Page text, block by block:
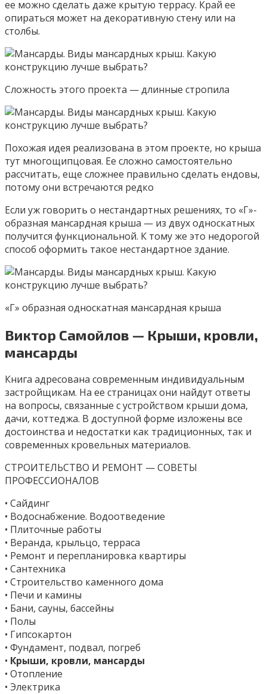
ее можно сделать даже крытую террасу. Край ее
опираться может на декоративную стену или на
столбы.
Сложность этого проекта — длинные стропила
Похожая идея реализована в этом проекте, но крыша
тут многощипцовая. Ее сложно самостоятельно
рассчитать, еще сложнее правильно сделать ендовы,
потому они встречаются редко
Если уж говорить о нестандартных решениях, то «Г»-
образная мансардная крыша — из двух односкатных
получится функциональной. К тому же это недорогой
способ оформить такое нестандартное здание.
«Г» образная односкатная мансардная крыша
Виктор Самойлов — Крыши, кровли,
мансарды
Книга адресована современным индивидуальным
застройщикам. На ее страницах они найдут ответы
на вопросы, связанные с устройством крыши дома,
дачи, коттеджа. В доступной форме изложены все
достоинства и недостатки как традиционных, так и
современных кровельных материалов.
СТРОИТЕЛЬСТВО И РЕМОНТ — СОВЕТЫ
ПРОФЕССИОНАЛОВ
• Сайдинг
• Водоснабжение. Водоотведение
• Плиточные работы
• Веранда, крыльцо, терраса
• Ремонт и перепланировка квартиры
• Сантехника
• Строительство каменного дома
• Печи и камины
• Бани, сауны, бассейны
• Полы
• Гипсокартон
• Фундамент, подвал, погреб
• Крыши, кровли, мансарды
• Отопление
• Электрика